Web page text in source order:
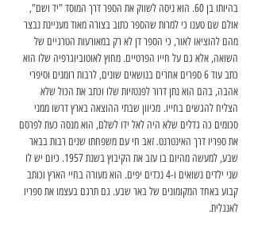
בהיותו בן 60. הוא ניסה לשווק את הספר דרך המוסד "יד ושם",
אולם שם טענו כי למרות שהספר כתוב בצורה מאוד מעניינת נבצר
מהם להוציאו לאור, כי הספר דן לא רק במאורעות הטרגיים של
השואה, אלא גם על חייו הפרטיים. מחוץ לאוטוביוגרפיה שלו הוא
כתב עוד 6 ספרים אחרים בנושאים שונים, לרבות רומנים וסיפרי
אהבה, בהם הוא נתן דרור לפנטזיות שלו וכתב את הכול שלא
הצליח להגשים בחייו. מכיוון שבתי ההוצאה בארץ דרשו ממני
סכומים כה גדלים שלא היה לאל ידו לשלם, הוא מנסה כעת לפרסם
את ספריו דרך האינטרנט. זאב חי עם משפחתו שנים רבות בבאר
שבע, למעשה מהיום בו עזב את הקיבוץ בשנת 1957. כיום יש לו
שני ילדים נשואים ו-4 נכדים יפים. הוא מעורה בחיי הארץ וכותב
קבוע באחד המקומונים של באר שבע. גם תרגם בעצמו את ספריו
לאנגלית.